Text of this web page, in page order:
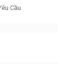
Cầu